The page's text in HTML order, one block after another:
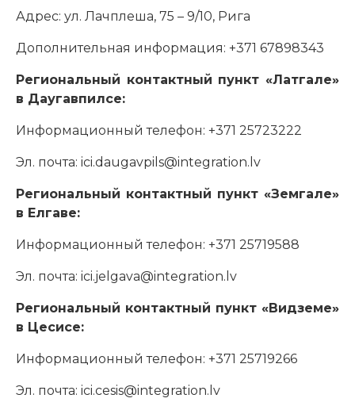
Адрес: ул. Лачплеша, 75 – 9/10, Рига
Дополнительная информация: +371 67898343
Региональный контактный пункт «Латгале»
в Даугавпилсе:
Информационный телефон: +371 25723222
Эл. почта: ici.daugavpils@integration.lv
Региональный контактный пункт «Земгале»
в Елгаве:
Информационный телефон: +371 25719588
Эл. почта: ici.jelgava@integration.lv
Региональный контактный пункт «Видземе»
в Цесисе:
Информационный телефон: +371 25719266
Эл. почта: ici.cesis@integration.lv